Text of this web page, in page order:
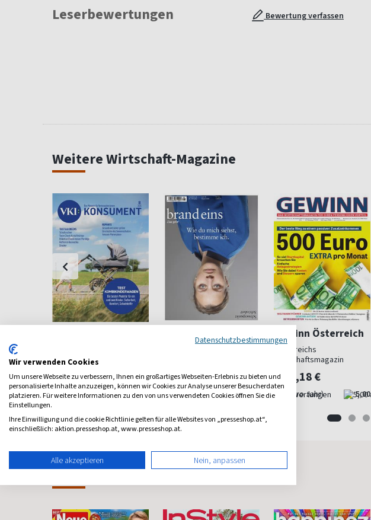
Leserbewertungen Bewertung verfassen
Weitere Wirtschaft-Magazine
5,00
ab 6,00 €
(monatlich) 4,00
ab 12,60 €
(10 x pro Jahr) 4,88
Gewinn Österreich
Österreichs
Wirtschaftsmagazin
ab 7,18 €
(11 x pro Jahr) 5,00
Frauenzeitschriften
Datenschutzbestimmungen
Wir verwenden Cookies
Um unsere Webseite zu verbessern, Ihnen ein großartiges Webseiten-Erlebnis zu bieten und
personalisierte Inhalte anzuzeigen, können wir Cookies zur Analyse unserer Besucherdaten
platzieren. Für weitere Informationen zu den von uns verwendeten Cookies öffnen Sie die
Einstellungen.
Ihre Einwilligung und die cookie Richtlinie gelten für alle Websites von „presseshop.at“,
einschließlich: aktion.presseshop.at, www.presseshop.at.
Alle akzeptieren Nein, anpassen